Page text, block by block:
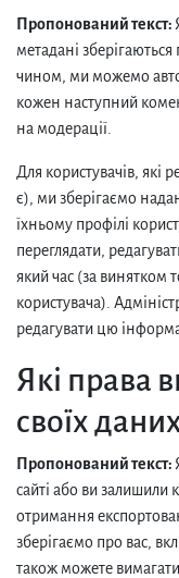
Пропонований текст:
метадані
чином, ми можемо
кожен наступний
на модерації.
Для користувачів, які
є), ми зберігаємо
їхньому профілі
переглядати,
який час (за винятком
користувача).
редагувати цю
Які права
своїх
Пропонований текст:
сайті або ви залишили
отримання
зберігаємо про вас,
також можете